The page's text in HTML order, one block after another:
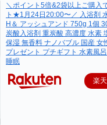
＼ポイント5倍&2袋以上ご購入
ト★1月24日20:00〜／ 入浴剤
H＆ アッシュアンド 750g 1個
炭酸入浴剤 重炭酸 高濃度 水素
保湿 無香料 ナノバブル 国産 女
プレゼント プチギフト 水素風
睡眠
楽